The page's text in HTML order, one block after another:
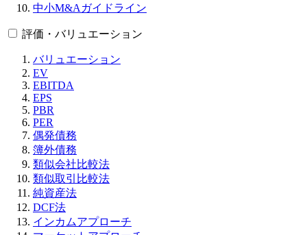
中小M&Aガイドライン
評価・バリュエーション
バリュエーション
EV
EBITDA
EPS
PBR
PER
偶発債務
簿外債務
類似会社比較法
類似取引比較法
純資産法
DCF法
インカムアプローチ